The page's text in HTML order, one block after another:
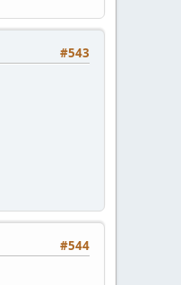
#543
#544